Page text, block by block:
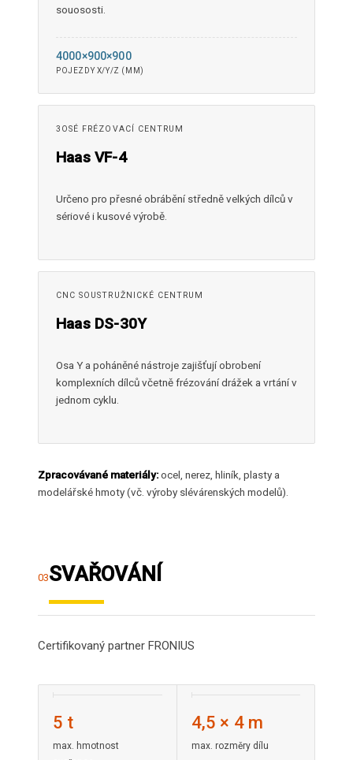
souososti.
4000×900×900
POJEZDY X/Y/Z (MM)
3OSÉ FRÉZOVACÍ CENTRUM
Haas VF-4
Určeno pro přesné obrábění středně velkých dílců v
sériové i kusové výrobě.
CNC SOUSTRUŽNICKÉ CENTRUM
Haas DS-30Y
Osa Y a poháněné nástroje zajišťují obrobení
komplexních dílců včetně frézování drážek a vrtání v
jednom cyklu.
Zpracovávané materiály:ocel, nerez, hliník, plasty a
modelářské hmoty (vč. výroby slévárenských modelů).
03SVAŘOVÁNÍ
Certifikovaný partner FRONIUS
5 t
max. hmotnost
4,5 × 4 m
max. rozměry dílu